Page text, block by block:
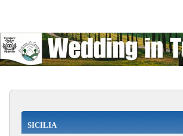
SICILIA